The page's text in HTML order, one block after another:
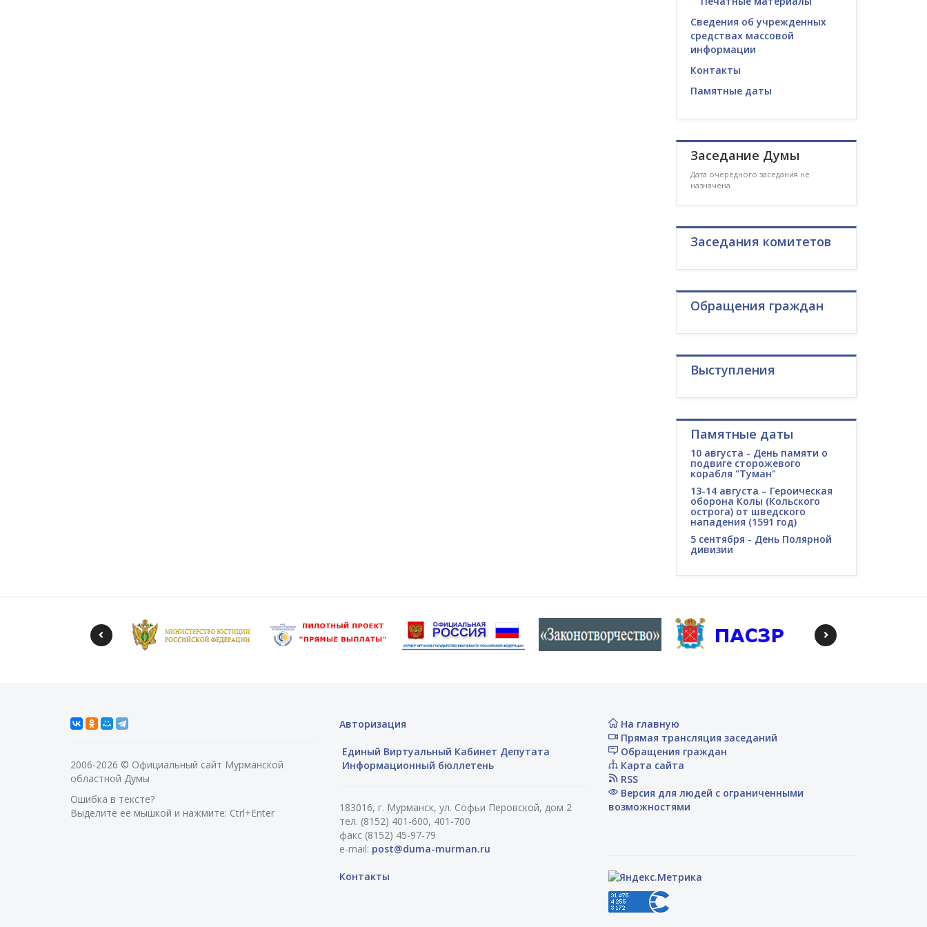
Сведения об учрежденных
средствах массовой
информации
Контакты
Памятные даты
Заседание Думы
Дата очередного заседания не
назначена
Заседания комитетов
Обращения граждан
Выступления
Памятные даты
10 августа - День памяти о
подвиге сторожевого
корабля "Туман"
13-14 августа – Героическая
оборона Колы (Кольского
острога) от шведского
нападения (1591 год)
5 сентября - День Полярной
дивизии
2006-2026 © Официальный сайт Мурманской
областной Думы
Ошибка в тексте?
Выделите ее мышкой и нажмите: Ctrl+Enter
Авторизация
Единый Виртуальный Кабинет Депутата
Информационный бюллетень
183016, г. Мурманск, ул. Софьи Перовской, дом 2
тел. (8152) 401-600, 401-700
факс (8152) 45-97-79
e-mail: post@duma-murman.ru
Контакты
На главную
Прямая трансляция заседаний
Обращения граждан
Карта сайта
RSS
Версия для людей с ограниченными
возможностями